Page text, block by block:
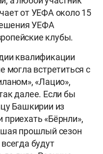
от УЕФА около 15
УЕФА
клубы.
квалификации
могла встретиться с
«Лацио»,
далее. Если бы
Башкирии из
«Бёрнли»,
прошлый сезон
будут